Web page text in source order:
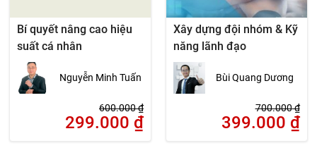
Bí quyết nâng cao hiệu
suất cá nhân
Nguyễn Minh Tuấn
600.000₫
299.000 ₫
Xây dựng đội nhóm & Kỹ
năng lãnh đạo
Bùi Quang Dương
700.000₫
399.000 ₫